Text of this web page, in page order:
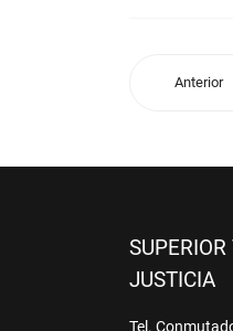
Anterior
JUSTICIA
Tel.